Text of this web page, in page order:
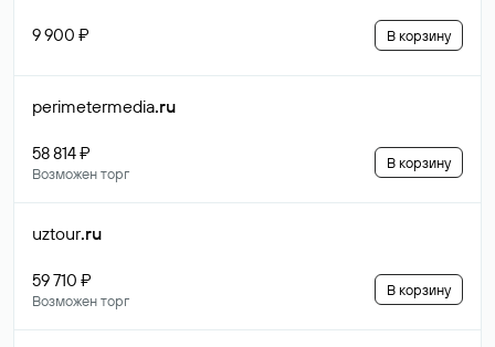
9 900 ₽ В корзину
perimetermedia.ru
58 814 ₽
Возможен торг
В корзину
uztour.ru
59 710 ₽
Возможен торг
В корзину